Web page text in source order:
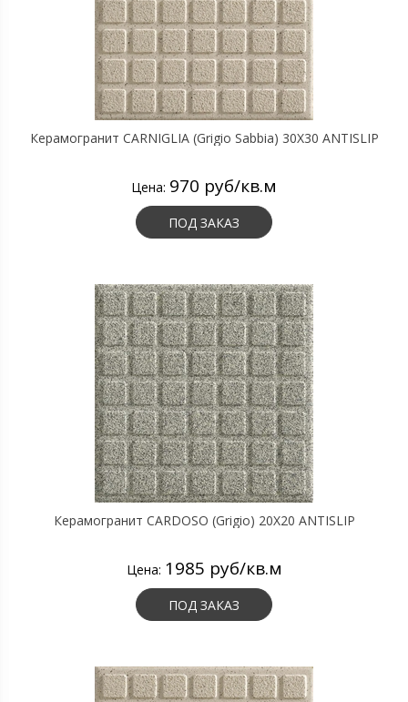
Керамогранит CARNIGLIA (Grigio Sabbia) 30X30 ANTISLIP
Цена: 970 руб/кв.м
ПОД ЗАКАЗ
Керамогранит CARDOSO (Grigio) 20X20 ANTISLIP
Цена: 1985 руб/кв.м
ПОД ЗАКАЗ